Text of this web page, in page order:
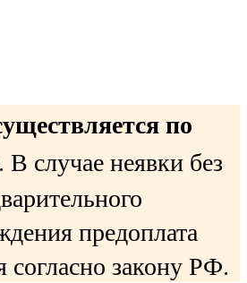
по
. В случае неявки без
предоплата
согласно закону РФ.